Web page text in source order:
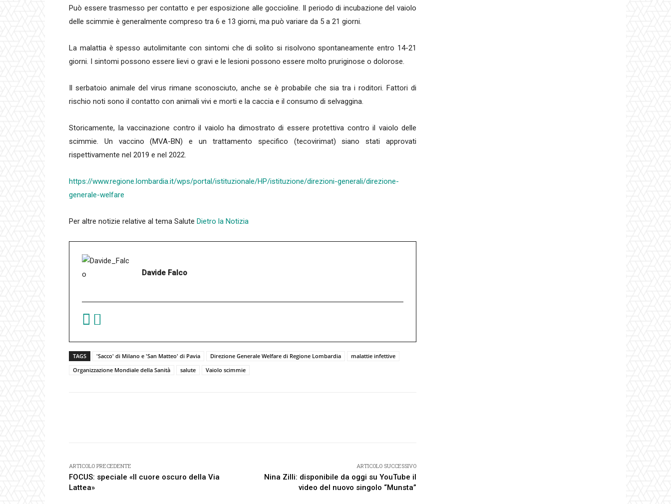
Può essere trasmesso per contatto e per esposizione alle goccioline. Il periodo di incubazione del vaiolo
delle scimmie è generalmente compreso tra 6 e 13 giorni, ma può variare da 5 a 21 giorni.
La malattia è spesso autolimitante con sintomi che di solito si risolvono spontaneamente entro 14-21
giorni. I sintomi possono essere lievi o gravi e le lesioni possono essere molto pruriginose o dolorose.
Il serbatoio animale del virus rimane sconosciuto, anche se è probabile che sia tra i roditori. Fattori di
rischio noti sono il contatto con animali vivi e morti e la caccia e il consumo di selvaggina.
Storicamente, la vaccinazione contro il vaiolo ha dimostrato di essere protettiva contro il vaiolo delle
scimmie. Un vaccino (MVA-BN) e un trattamento specifico (tecovirimat) siano stati approvati
rispettivamente nel 2019 e nel 2022.
https://www.regione.lombardia.it/wps/portal/istituzionale/HP/istituzione/direzioni-generali/direzione-
generale-welfare
Per altre notizie relative al tema Salute Dietro la Notizia
Davide Falco
TAGS 'Sacco' di Milano e 'San Matteo' di Pavia Direzione Generale Welfare di Regione Lombardia
malattie infettive
Organizzazione Mondiale della Sanità
salute Vaiolo scimmie
ARTICOLO PRECEDENTE
FOCUS: speciale «Il cuore oscuro della Via
Lattea»
ARTICOLO SUCCESSIVO
Nina Zilli: disponibile da oggi su YouTube il
video del nuovo singolo “Munsta”